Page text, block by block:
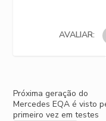
AVALIAR:
Próxima geração do
Mercedes EQA é visto
primeiro vez em testes